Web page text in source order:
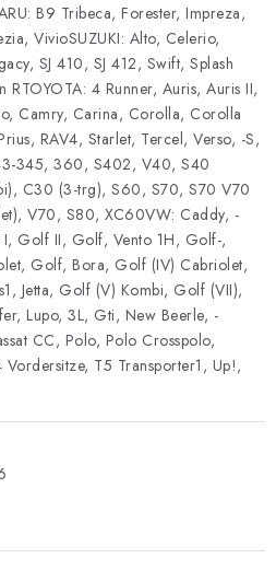
B9 Tribeca, Forester, Impreza,
VivioSUZUKI: Alto, Celerio,
SJ 410, SJ 412, Swift, Splash
RTOYOTA: 4 Runner, Auris, Auris II,
Camry, Carina, Corolla, Corolla
RAV4, Starlet, Tercel, Verso, -S,
345, 360, S402, V40, S40
C30 (3-trg), S60, S70, S70 V70
V70, S80, XC60VW: Caddy, -
Golf II, Golf, Vento 1H, Golf-,
Golf, Bora, Golf (IV) Cabriolet,
Jetta, Golf (V) Kombi, Golf (VII),
Lupo, 3L, Gti, New Beerle, -
CC, Polo, Polo Crosspolo,
T5 Transporter1, Up!,